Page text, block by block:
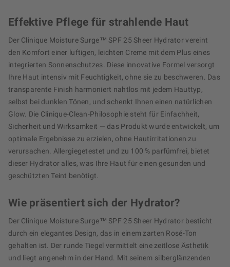
Effektive Pflege für strahlende Haut
Der Clinique Moisture Surge™ SPF 25 Sheer Hydrator vereint
den Komfort einer luftigen, leichten Creme mit dem Plus eines
integrierten Sonnenschutzes. Diese innovative Formel versorgt
Ihre Haut intensiv mit Feuchtigkeit, ohne sie zu beschweren. Das
transparente Finish harmoniert nahtlos mit jedem Hauttyp,
selbst bei dunklen Tönen, und schenkt Ihnen einen natürlichen
Glow. Die Clinique-Clean-Philosophie steht für Einfachheit,
Sicherheit und Wirksamkeit — das Produkt wurde entwickelt, um
optimale Ergebnisse zu erzielen, ohne Hautirritationen zu
verursachen. Allergiegetestet und zu 100 % parfümfrei, bietet
dieser Hydrator alles, was Ihre Haut für einen gesunden und
geschützten Teint benötigt.
Wie präsentiert sich der Hydrator?
Der Clinique Moisture Surge™ SPF 25 Sheer Hydrator besticht
durch ein elegantes Design, das in einem zarten Rosé-Ton
gehalten ist. Der runde Tiegel vermittelt eine zeitlose Ästhetik
und liegt angenehm in der Hand. Mit seinem silberglänzenden